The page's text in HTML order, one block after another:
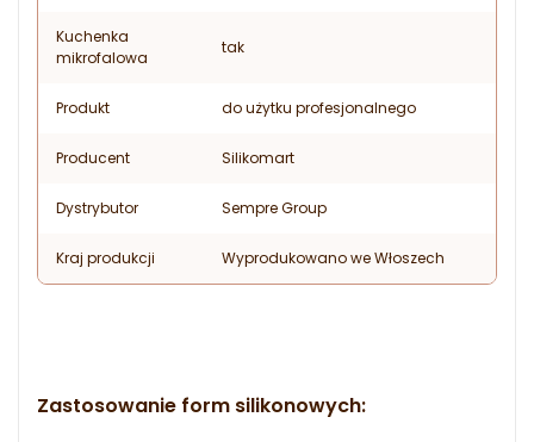
Kuchenka
mikrofalowa
tak
Produkt do użytku profesjonalnego
Producent Silikomart
Dystrybutor Sempre Group
Kraj produkcji Wyprodukowano we Włoszech
Zastosowanie form silikonowych: